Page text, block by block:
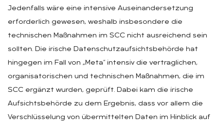
Jedenfalls wäre eine intensive Auseinandersetzung
erforderlich gewesen, weshalb insbesondere die
technischen Maßnahmen im SCC nicht ausreichend sein
sollten. Die irische Datenschutzaufsichtsbehörde hat
hingegen im Fall von „Meta“ intensiv die vertraglichen,
organisatorischen und technischen Maßnahmen, die im
SCC ergänzt wurden, geprüft. Dabei kam die irische
Aufsichtsbehörde zu dem Ergebnis, dass vor allem die
Verschlüsselung von übermittelten Daten im Hinblick auf